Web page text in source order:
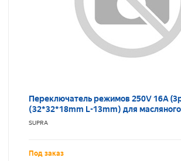
Переключатель режимов 250V 16A
(32*32*18mm L-13mm) для
SUPRA
Под заказ